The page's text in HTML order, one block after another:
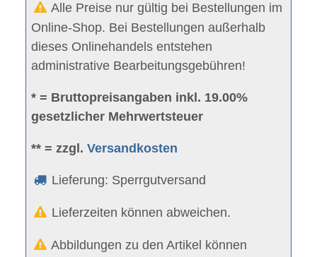
Alle Preise nur gültig bei Bestellungen im
Online-Shop. Bei Bestellungen außerhalb
dieses Onlinehandels entstehen
administrative Bearbeitungsgebühren!
* = Bruttopreisangaben inkl. 19.00%
gesetzlicher Mehrwertsteuer
** = zzgl.Versandkosten
Lieferung: Sperrgutversand
Lieferzeiten können abweichen.
Abbildungen zu den Artikel können